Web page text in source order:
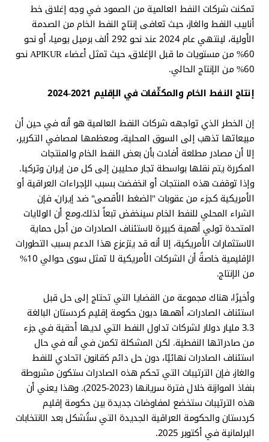
تمكنت شركات النفط العالمية من الصمود في وجه إغلاق خط
أنابيب النفط والغاز، حيث تعافى إنتاج النفط الخام من الصدمة
الأولية، لينتهي عام 2024 عند نحو 292 ألف برميل يوميا، أو نحو
60% من مستويات ما قبل الإغلاق، حيث تمثل أعضاء APIKUR نحو
60% من الإنتاج الحالي.
إنتاج النفط الخام والمكثّفات في الإقليم 2021-2024
إن الخطر الذي تواجهه شركات النفط العالمية هو أنه في حين أن
مبيعاتها تذهب إلى السوق المحلية، ومعظمها لمصافي التكرير،
إلا أن مصادر مطلعة أفادت بأن بعض النفط الخام والمنتجات
المكررة يتم نقلها بواسطة تجار محليين إلى كل من إيران وتركيا.
وإذا توقفت هذه المنتجات أو انخفضت بسبب الإجراءات العراقية أو
الأمريكية كجزء من عقوبات "الضغط الأقصى" ضد إيران، فإن
الشراء المحلي للنفط الخام سينخفض ​​تبعاً لذلك.ومع أن الولايات
المتحدة تولي أهمية كبيرة لاستئناف الصادرات من أجل حماية
الاستثمارات الأمريكية، إلا أنه قد يتزعزع هذا الدعم بسبب التطورات
الإقليمية خاصةً أن الشركات الأمريكية لا تمثل سوى حوالي 10%
من الإنتاج.
وأخيرًا، هناك مجموعة من القضايا التي تحتاج إلى حل قبل
استئناف الصادرات، أهمها ديون حكومة إقليم كردستان البالغة
3.3 مليار دولار لشركات تداول النفط التي لديها أحقية في جزء
من صادراتها النفطية. لكن المشكلة تكمن في أنه في حال
استئناف الصادرات نهائيًا، دون حل دائم كقانون اتحادي للنفط
والغاز، فإن الترتيبات التي تحكم هذه الصادرات ستكون مشروطة
بنفاذ الموازنة خلال فترة سريانها (2023-2025). وهذا يعني أن
هذه الترتيبات ستخضع لمفاوضات جديدة بين حكومة إقليم
كردستان والحكومة العراقية الجديدة التي ستُشكل بعد الانتخابات
البرلمانية في أكتوبر 2025.